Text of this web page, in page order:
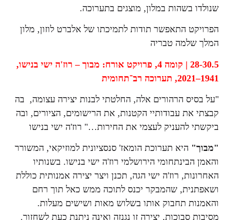
שנולדו בשהות במלון, מוצגים בתערוכה.
הפרויקט התאפשר תודות לתמיכתו של אלברט לוזון, מלון
המלך שלמה טבריה
28-30.5 | קומה 4, פרויקט אורח: מבוך – רוז'ה ישי בנישו,
1941–2021,
תערוכה רב־תחומית
"על בסיס הרהורים אלה, החלטתי לבנות יצירה עצומה, בה
קבצתי את עבודותיי הקטנות, את הרישומים, הציורים, ובה
ביקשתי להעניק לעצמי את החירות…" רוז'ה ישי בנישו
"מבוך" היא תערוכת הומאז' סנסציונית למוזיקאי, המשורר
והאמן הבינתחומי הירושלמי רוז'ה ישי בנישו. בשנותיו
האחרונות, רוז'ה ישי הגה, תכנן ויצר יצירה אמנותית כוללת
ושאפתנית, שהמבקר יכנס לתוכה ממש כאל תוך רחם
והאמנות תחבוק אותו בשלוש מאות ושישים מעלות.
מסיבות סבוכות, יצירה זו נגנזה ואינה ניתנת כעת לשחזור.